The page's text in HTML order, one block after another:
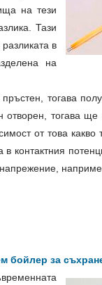
на тези
Тази
в
на
пръстен, тогава
отворен, тогава
от това
контактния
бойлер за